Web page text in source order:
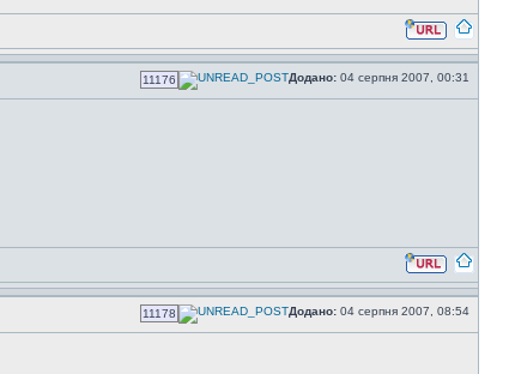
11176 Додано: 04 серпня 2007, 00:31
11178 Додано: 04 серпня 2007, 08:54